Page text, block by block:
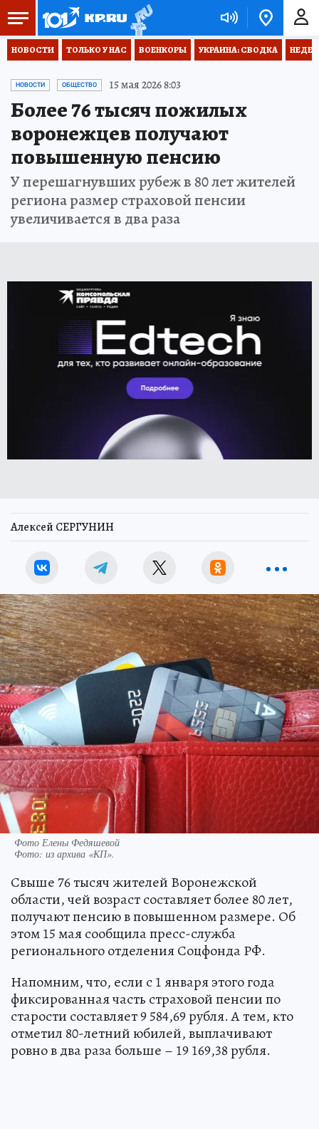
НОВОСТИ ТОЛЬКО У НАС ВОЕНКОРЫ УКРАИНА: СВОДКА
НОВОСТИ ОБЩЕСТВО 15 мая 2026 8:03
Более 76 тысяч пожилых
воронежцев получают
повышенную пенсию
У перешагнувших рубеж в 80 лет жителей
региона размер страховой пенсии
увеличивается в два раза
Алексей СЕРГУНИН
Фото Елены Федяшевой
Фото: из архива «КП».
Свыше 76 тысяч жителей Воронежской
области, чей возраст составляет более 80 лет,
получают пенсию в повышенном размере. Об
этом 15 мая сообщила пресс-служба
регионального отделения Соцфонда РФ.
Напомним, что, если с 1 января этого года
фиксированная часть страховой пенсии по
старости составляет 9 584,69 рубля. А тем, кто
отметил 80-летний юбилей, выплачивают
ровно в два раза больше – 19 169,38 рубля.